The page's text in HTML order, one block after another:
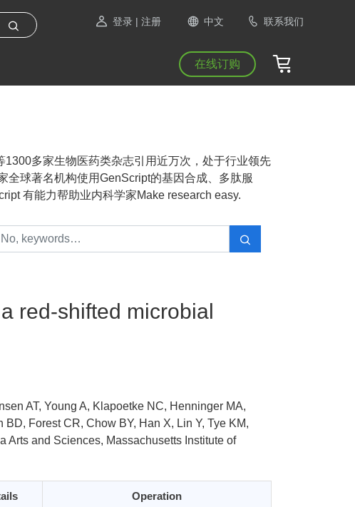
登录 | 注册 中文 联系我们
在线订购
多家生物医药类杂志引用近万次，处于行业领先
球著名机构使用GenScript的基因合成、多肽服
有能力帮助业内科学家Make research easy.
red-shifted microbial
AT, Young A, Klapoetke NC, Henninger MA,
Forest CR, Chow BY, Han X, Lin Y, Tye KM,
Arts and Sciences, Massachusetts Institute of
Operation